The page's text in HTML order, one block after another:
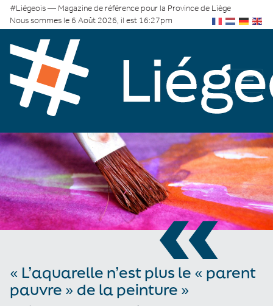
#Liégeois — Magazine de référence pour la Province de Liège
Nous sommes le 6 Août 2026, il est 16:27pm
«
« L’aquarelle n’est plus le « parent
pauvre » de la peinture »